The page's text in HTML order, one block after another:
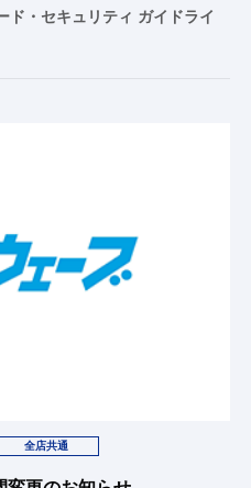
ド・セキュリティ ガイドライ
全店共通